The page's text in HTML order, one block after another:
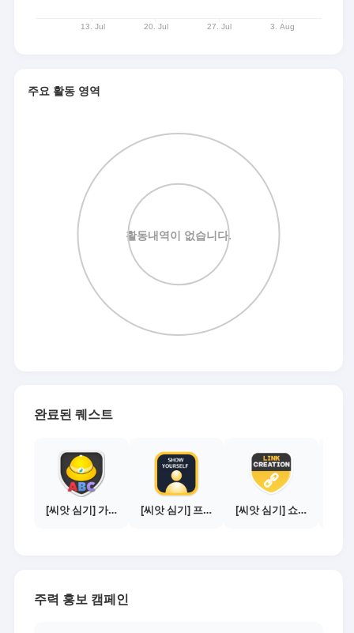
주요 활동 영역
완료된 퀘스트
[씨앗 심기] 가이드보기 - 매체별 활동 가이드 [씨앗 심기] 프로필 사진 등록하기 [씨앗 심기] 쇼핑몰 링크 발급하기 - 제휴몰 10곳
주력 홍보 캠페인